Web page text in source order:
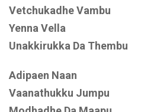
Vetchukadhe Vambu
Yenna Vella
Unakkirukka Da Thembu
Adipaen Naan
Vaanathukku Jumpu